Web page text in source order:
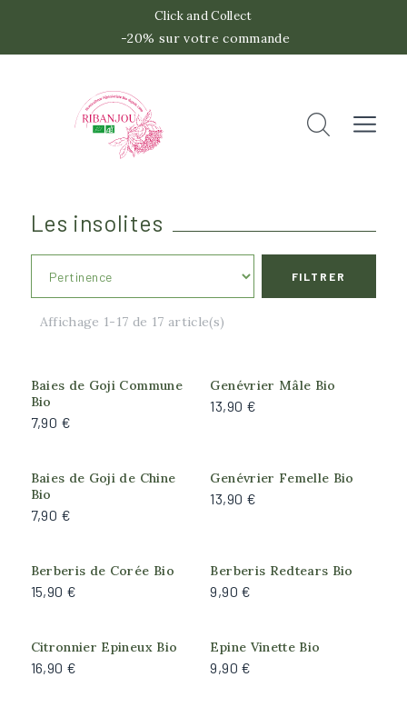
Click and Collect
-20% sur votre commande
Catégories
Exotique pour votre cuisine
Utile au jardin
Semi-persistant
Port de la plante
Arbre
Les insolites
FILTRER
Affichage 1-17 de 17 article(s)
Baies de Goji Commune
Bio
7,90 €
Genévrier Mâle Bio
13,90 €
Baies de Goji de Chine
Bio
7,90 €
Genévrier Femelle Bio
13,90 €
Produit actuellement
indisponible
Berberis de Corée Bio
15,90 €
Berberis Redtears Bio
9,90 €
Citronnier Epineux Bio
16,90 €
Epine Vinette Bio
9,90 €